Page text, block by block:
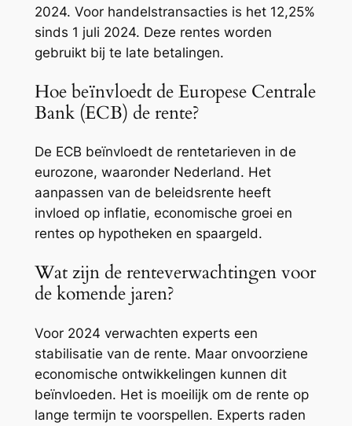
2024. Voor handelstransacties is het 12,25%
sinds 1 juli 2024. Deze rentes worden
gebruikt bij te late betalingen.
Hoe beïnvloedt de Europese Centrale
Bank (ECB) de rente?
De ECB beïnvloedt de rentetarieven in de
eurozone, waaronder Nederland. Het
aanpassen van de beleidsrente heeft
invloed op inflatie, economische groei en
rentes op hypotheken en spaargeld.
Wat zijn de renteverwachtingen voor
de komende jaren?
Voor 2024 verwachten experts een
stabilisatie van de rente. Maar onvoorziene
economische ontwikkelingen kunnen dit
beïnvloeden. Het is moeilijk om de rente op
lange termijn te voorspellen. Experts raden